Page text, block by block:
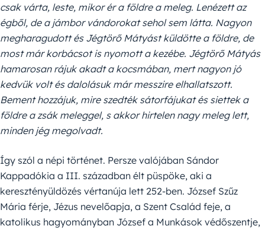
csak várta, leste, mikor ér a földre a meleg. Lenézett az
égből, de a jámbor vándorokat sehol sem látta. Nagyon
megharagudott és Jégtörő Mátyást küldötte a földre, de
most már korbácsot is nyomott a kezébe. Jégtörő Mátyás
hamarosan rájuk akadt a kocsmában, mert nagyon jó
kedvük volt és dalolásuk már messzire elhallatszott.
Bement hozzájuk, mire szedték sátorfájukat és siettek a
földre a zsák meleggel, s akkor hirtelen nagy meleg lett,
minden jég megolvadt.
Így szól a népi történet. Persze valójában Sándor
Kappadókia a III. században élt püspöke, aki a
keresztényüldözés vértanúja lett 252-ben. József Szűz
Mária férje, Jézus nevelőapja, a Szent Család feje, a
katolikus hagyományban József a Munkások védőszentje,